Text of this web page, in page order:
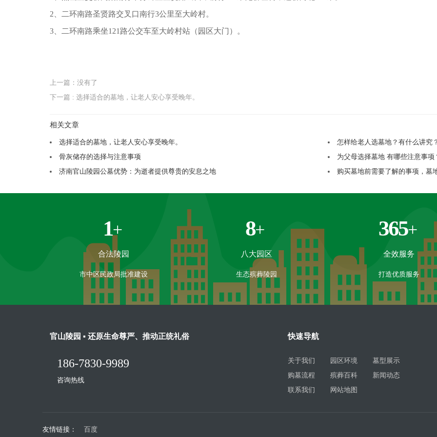
2、二环南路圣贤路交叉口南行3公里至大岭村。
3、二环南路乘坐121路公交车至大岭村站（园区大门）。
上一篇：没有了
下一篇 : 选择适合的墓地，让老人安心享受晚年。
相关文章
选择适合的墓地，让老人安心享受晚年。
怎样给老人选墓地？有什么讲究
骨灰储存的选择与注意事项
为父母选择墓地 有哪些注意事项
济南官山陵园公墓优势：为逝者提供尊贵的安息之地
购买墓地前需要了解的事项，墓
1+
合法陵园
市中区民政局批准建设
8+
八大园区
生态殡葬陵园
365+
全效服务
打造优质服务
官山陵园 ▪ 还原生命尊严、推动正统礼俗
186-7830-9989
咨询热线
快速导航
关于我们 园区环境
墓型展示
购墓流程
殡葬百科
新闻动态
联系我们
网站地图
友情链接： 百度